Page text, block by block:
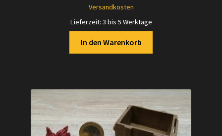
Versandkosten
Lieferzeit: 3 bis 5 Werktage
In den Warenkorb